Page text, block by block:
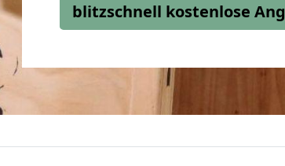
blitzschnell kostenlose